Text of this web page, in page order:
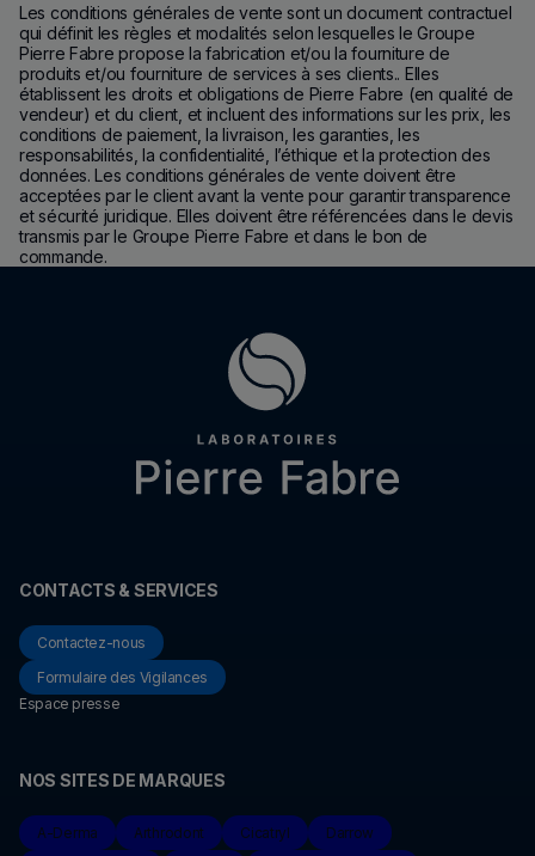
Les conditions générales de vente sont un document contractuel
qui définit les règles et modalités selon lesquelles le Groupe
Pierre Fabre propose la fabrication et/ou la fourniture de
produits et/ou fourniture de services à ses clients.. Elles
établissent les droits et obligations de Pierre Fabre (en qualité de
vendeur) et du client, et incluent des informations sur les prix, les
conditions de paiement, la livraison, les garanties, les
responsabilités, la confidentialité, l’éthique et la protection des
données. Les conditions générales de vente doivent être
acceptées par le client avant la vente pour garantir transparence
et sécurité juridique. Elles doivent être référencées dans le devis
transmis par le Groupe Pierre Fabre et dans le bon de
commande.
CONTACTS & SERVICES
Contactez-nous
Formulaire des Vigilances
Espace presse
NOS SITES DE MARQUES
A-Derma Arthrodont Cicatryl
Darrow